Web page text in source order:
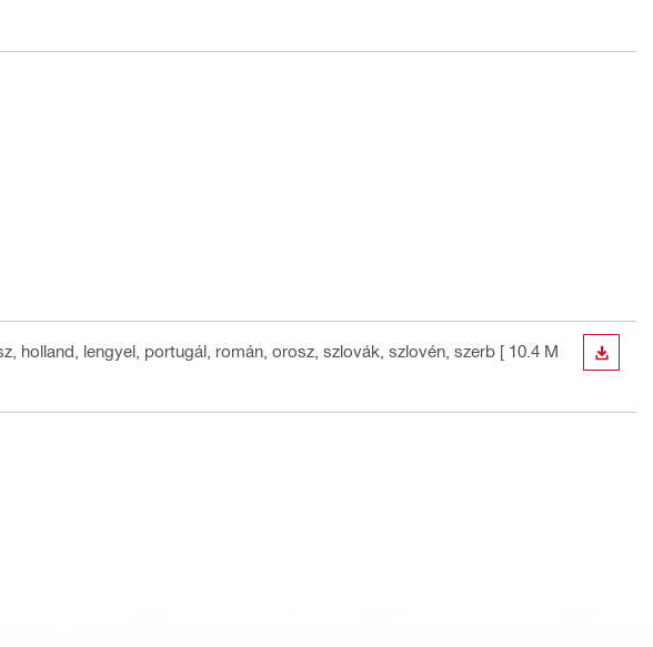
holland, lengyel, portugál, román, orosz, szlovák, szlovén, szerb [ 10.4 M